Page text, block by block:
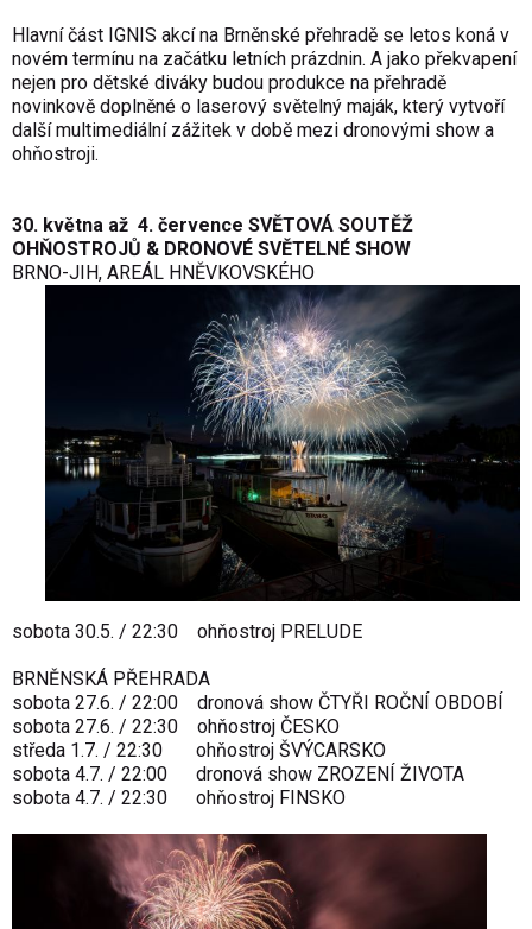
Hlavní část IGNIS akcí na Brněnské přehradě se letos koná v
novém termínu na začátku letních prázdnin. A jako překvapení
nejen pro dětské diváky budou produkce na přehradě
novinkově doplněné o laserový světelný maják, který vytvoří
další multimediální zážitek v době mezi dronovými show a
ohňostroji.
30. května až 4. července SVĚTOVÁ SOUTĚŽ
OHŇOSTROJŮ & DRONOVÉ SVĚTELNÉ SHOW
BRNO-JIH, AREÁL HNĚVKOVSKÉHO
sobota 30.5. / 22:30 ohňostroj PRELUDE
BRNĚNSKÁ PŘEHRADA
sobota 27.6. / 22:00 dronová show ČTYŘI ROČNÍ OBDOBÍ
sobota 27.6. / 22:30 ohňostroj ČESKO
středa 1.7. / 22:30 ohňostroj ŠVÝCARSKO
sobota 4.7. / 22:00 dronová show ZROZENÍ ŽIVOTA
sobota 4.7. / 22:30 ohňostroj FINSKO